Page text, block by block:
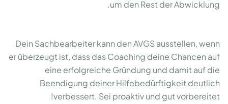
um den Rest der Abwicklung.
Dein Sachbearbeiter kann den AVGS ausstellen, wenn
er überzeugt ist, dass das Coaching deine Chancen auf
eine erfolgreiche Gründung und damit auf die
Beendigung deiner Hilfebedürftigkeit deutlich
verbessert. Sei proaktiv und gut vorbereitet!